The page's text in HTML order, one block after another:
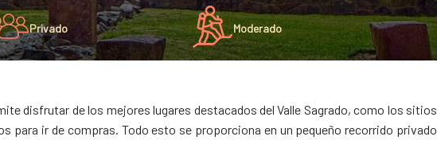
Privado Moderado
disfrutar de los mejores lugares destacados del Valle Sagrado, como los sitios
para ir de compras. Todo esto se proporciona en un pequeño recorrido privado